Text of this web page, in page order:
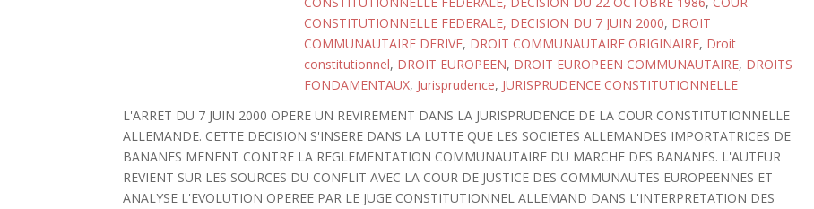
CONSTITUTIONNELLE FEDERALE, DECISION DU 7 JUIN 2000, DROIT
COMMUNAUTAIRE DERIVE, DROIT COMMUNAUTAIRE ORIGINAIRE, Droit
constitutionnel, DROIT EUROPEEN, DROIT EUROPEEN COMMUNAUTAIRE, DROITS
FONDAMENTAUX, Jurisprudence, JURISPRUDENCE CONSTITUTIONNELLE
L'ARRET DU 7 JUIN 2000 OPERE UN REVIREMENT DANS LA JURISPRUDENCE DE LA COUR CONSTITUTIONNELLE
ALLEMANDE. CETTE DECISION S'INSERE DANS LA LUTTE QUE LES SOCIETES ALLEMANDES IMPORTATRICES DE
BANANES MENENT CONTRE LA REGLEMENTATION COMMUNAUTAIRE DU MARCHE DES BANANES. L'AUTEUR
REVIENT SUR LES SOURCES DU CONFLIT AVEC LA COUR DE JUSTICE DES COMMUNAUTES EUROPEENNES ET
ANALYSE L'EVOLUTION OPEREE PAR LE JUGE CONSTITUTIONNEL ALLEMAND DANS L'INTERPRETATION DES